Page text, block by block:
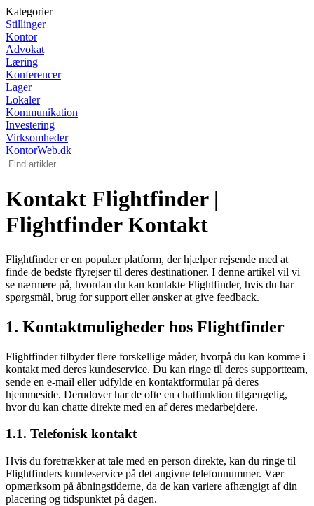
Kategorier
Stillinger
Kontor
Advokat
Læring
Konferencer
Lager
Lokaler
Kommunikation
Investering
Virksomheder
KontorWeb.dk
Kontakt Flightfinder |
Flightfinder Kontakt
Flightfinder er en populær platform, der hjælper rejsende med at
finde de bedste flyrejser til deres destinationer. I denne artikel vil vi
se nærmere på, hvordan du kan kontakte Flightfinder, hvis du har
spørgsmål, brug for support eller ønsker at give feedback.
1. Kontaktmuligheder hos Flightfinder
Flightfinder tilbyder flere forskellige måder, hvorpå du kan komme i
kontakt med deres kundeservice. Du kan ringe til deres supportteam,
sende en e-mail eller udfylde en kontaktformular på deres
hjemmeside. Derudover har de ofte en chatfunktion tilgængelig,
hvor du kan chatte direkte med en af deres medarbejdere.
1.1. Telefonisk kontakt
Hvis du foretrækker at tale med en person direkte, kan du ringe til
Flightfinders kundeservice på det angivne telefonnummer. Vær
opmærksom på åbningstiderne, da de kan variere afhængigt af din
placering og tidspunktet på dagen.